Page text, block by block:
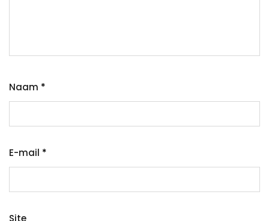
Naam *
E-mail *
Site